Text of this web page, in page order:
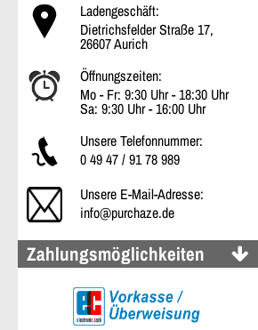
Ladengeschäft:
Dietrichsfelder Straße 17,
26607 Aurich
Öffnungszeiten:
Mo - Fr: 9:30 Uhr - 18:30 Uhr
Sa: 9:30 Uhr - 16:00 Uhr
Unsere Telefonnummer:
0 49 47 / 91 78 989
Unsere E-Mail-Adresse:
info@purchaze.de
Zahlungsmöglichkeiten